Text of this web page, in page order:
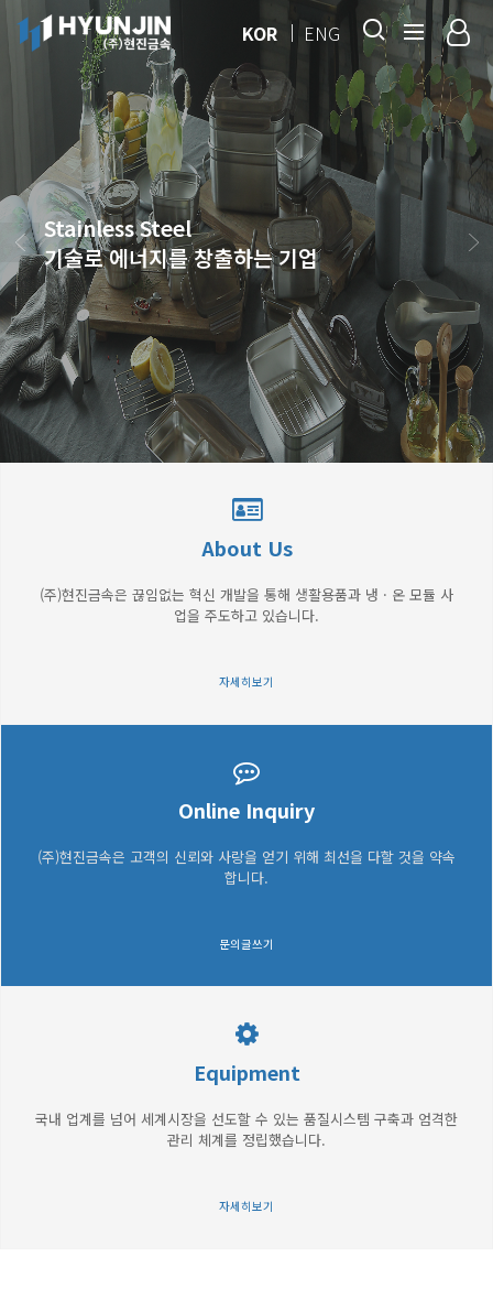
KOR ENG
Stainless Steel
기술로 에너지를 창출하는 기업
About Us
(주)현진금속은 끊임없는 혁신 개발을 통해 생활용품과 냉 · 온 모듈 사
업을 주도하고 있습니다.
자세히보기
Online Inquiry
(주)현진금속은 고객의 신뢰와 사랑을 얻기 위해 최선을 다할 것을 약속
합니다.
문의글쓰기
Equipment
국내 업계를 넘어 세계시장을 선도할 수 있는 품질시스템 구축과 엄격한
관리 체계를 정립했습니다.
자세히보기